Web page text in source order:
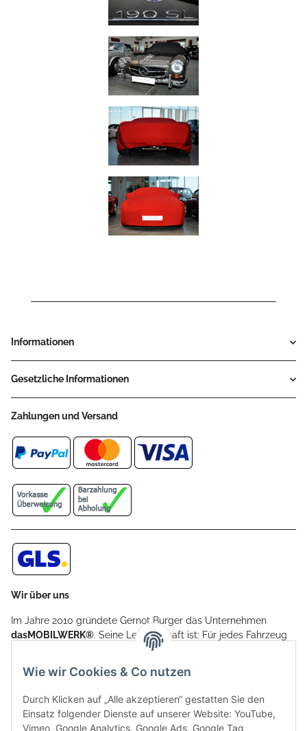
Informationen
Gesetzliche Informationen
Zahlungen und Versand
Wir über uns
Im Jahre 2010 gründete Gernot Burger das Unternehmen
dasMOBILWERK®. Seine Leidenschaft ist: Für jedes Fahrzeug
ein Car Cover anzubieten - passgenau und individuell.
Aufgrund der vielen positiven Kundenrückmeldungen kamen
weitere Produkte, wie Reifenschuhe, Hardtopständer hinzu.
Seine Reifenschoner werden in Deutschland produziert und
sind mit hochwertigen Techniken und Materialien gefertigt.
Wie wir Cookies & Co nutzen
Durch Klicken auf „Alle akzeptieren“ gestatten Sie den
Einsatz folgender Dienste auf unserer Website: YouTube,
Vimeo, Google Analytics, Google Ads, Google Tag